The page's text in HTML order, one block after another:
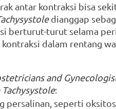
antar kontraksi bisa
dianggap
berturut-turut selama
dalam rentang
and
:
persalinan, seperti